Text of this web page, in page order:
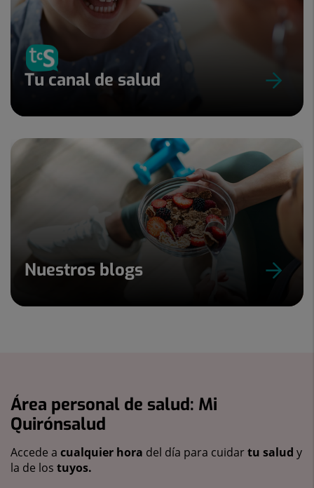
Tu canal de salud
Nuestros blogs
Área personal de salud: Mi
Quirónsalud
Accede a cualquier hora del día para cuidartu salud y
la de los tuyos.